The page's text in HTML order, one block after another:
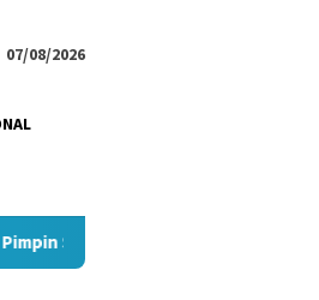
07/08/2026
JNE, Kurnia Nugraha